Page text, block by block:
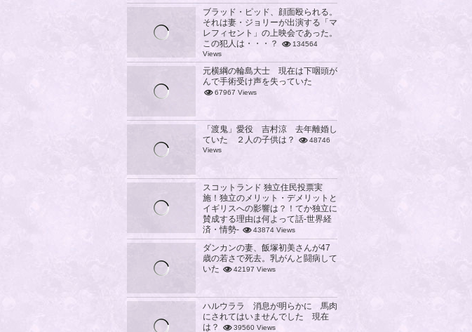
ブラッド・ピッド、顔面殴られる。
それは妻・ジョリーが出演する「マ
レフィセント」の上映会であった。
この犯人は・・・？
134564
Views
元横綱の輪島大士 現在は下咽頭が
んで手術受け声を失っていた
67967 Views
「渡鬼」愛役 吉村涼 去年離婚し
ていた ２人の子供は？
48746
Views
スコットランド 独立住民投票実
施！独立のメリット・デメリットと
イギリスへの影響は？！てか独立に
賛成する理由は何よって話-世界経
済・情勢-
43874 Views
ダンカンの妻、飯塚初美さんが47
歳の若さで死去。乳がんと闘病して
いた
42197 Views
ハルウララ 消息が明らかに 馬肉
にされてはいませんでした 現在
は？
39560 Views